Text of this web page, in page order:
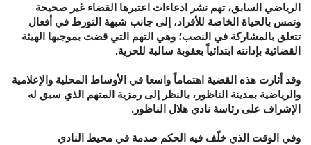
الرياضي السابق، تهم نشر ادعاءات اعتبرها القضاء غير صحيحة
وتمس بالحياة الخاصة للأفراد، إلى جانب شبهة التورط في أفعال
تتعلق بالمشاركة في النصب؛ وهي التهم التي قضت بموجبها الهيئة
القضائية بإدانته ابتدائياً بعقوبة سالبة للحرية.
وقد أثارت هذه القضية اهتماماً واسعا في الأوساط المحلية والإعلامية
والرياضية بمدينة الناظور، بالنظر إلى رمزية المتهم الذي سبق له
الإشراف على رئاسة نادي هلال الناظور.
وفي الوقت الذي خلّف فيه الحكم صدمة في محيط النادي